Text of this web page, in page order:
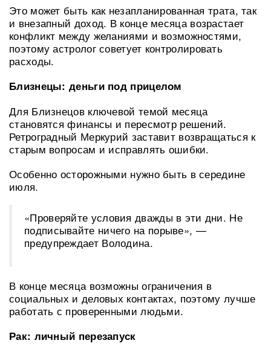
Это может быть как незапланированная трата, так
и внезапный доход. В конце месяца возрастает
конфликт между желаниями и возможностями,
поэтому астролог советует контролировать
расходы.
Близнецы: деньги под прицелом
Для Близнецов ключевой темой месяца
становятся финансы и пересмотр решений.
Ретроградный Меркурий заставит возвращаться к
старым вопросам и исправлять ошибки.
Особенно осторожными нужно быть в середине
июля.
«Проверяйте условия дважды в эти дни. Не
подписывайте ничего на порыве», —
предупреждает Володина.
В конце месяца возможны ограничения в
социальных и деловых контактах, поэтому лучше
работать с проверенными людьми.
Рак: личный перезапуск